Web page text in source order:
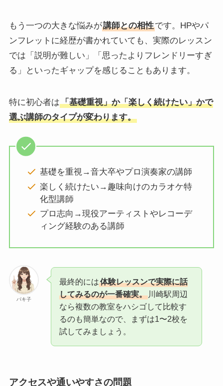
もう一つの大きな悩みが講師との相性です。HPやパ
ンフレットに経歴が書かれていても、実際のレッスン
では「説明が難しい」「思ったよりフレンドリーすぎ
る」といったギャップを感じることもあります。
特に初心者は「基礎重視」か「楽しく続けたい」かで
選ぶ講師のタイプが変わります。
基礎を重視→音大卒やプロ演奏家の講師
楽しく続けたい→趣味向けのカラオケ特
化型講師
プロ志向→現役アーティストやレコーデ
ィング経験のある講師
パキ子
最終的には体験レッスンで実際に話
してみるのが一番確実。 川崎駅周辺
なら複数の教室をハシゴして比較す
るのも簡単なので、まずは1〜2校を
試してみましょう。
アクセスや通いやすさの問題